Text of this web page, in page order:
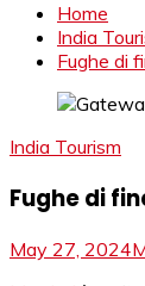
Home
India
Fughe di
India Tourism
Fughe di
May 27, 2024